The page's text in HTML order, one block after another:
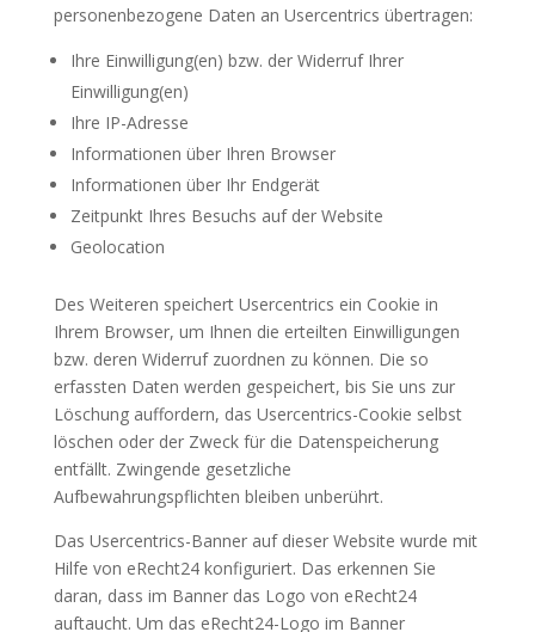
personenbezogene Daten an Usercentrics übertragen:
Ihre Einwilligung(en) bzw. der Widerruf Ihrer
Einwilligung(en)
Ihre IP-Adresse
Informationen über Ihren Browser
Informationen über Ihr Endgerät
Zeitpunkt Ihres Besuchs auf der Website
Geolocation
Des Weiteren speichert Usercentrics ein Cookie in
Ihrem Browser, um Ihnen die erteilten Einwilligungen
bzw. deren Widerruf zuordnen zu können. Die so
erfassten Daten werden gespeichert, bis Sie uns zur
Löschung auffordern, das Usercentrics-Cookie selbst
löschen oder der Zweck für die Datenspeicherung
entfällt. Zwingende gesetzliche
Aufbewahrungspflichten bleiben unberührt.
Das Usercentrics-Banner auf dieser Website wurde mit
Hilfe von eRecht24 konfiguriert. Das erkennen Sie
daran, dass im Banner das Logo von eRecht24
auftaucht. Um das eRecht24-Logo im Banner